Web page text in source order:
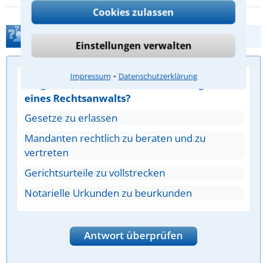
Cookies zulassen
Einstellungen verwalten
Impressum ⁃ Datenschutzerklärung
Quiz: Was weißt Du über Rechtsanwälte?
Frage 1/5: Was ist eine zentrale Aufgabe
eines Rechtsanwalts?
Gesetze zu erlassen
Mandanten rechtlich zu beraten und zu
vertreten
Gerichtsurteile zu vollstrecken
Notarielle Urkunden zu beurkunden
Antwort überprüfen